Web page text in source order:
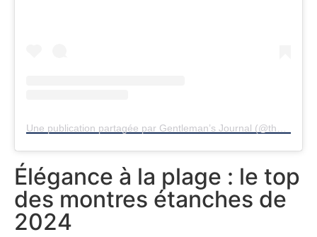
Une publication partagée par Gentleman’s Journal (@thegentsjournal)
Élégance à la plage : le top
des montres étanches de
2024